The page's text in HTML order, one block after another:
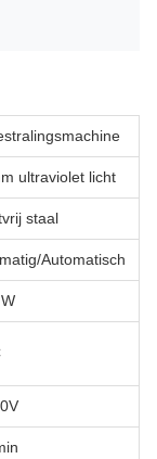
ultraviolet licht
staal
Automatisch